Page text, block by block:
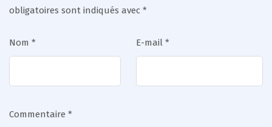
obligatoires sont indiqués avec *
Nom * E-mail *
Commentaire *